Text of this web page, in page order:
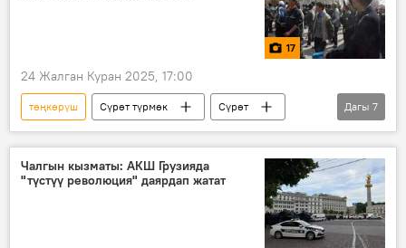
17
24 Жалган Куран 2025, 17:00
төңкөрүш Сүрөт түрмөк
Сүрөт
Кыргызстан
архив
Аскар Акаев
Ош
Жоогазын революциясы
Дагы 7
Чалгын кызматы: АКШ Грузияда
"түстүү революция" даярдап жатат